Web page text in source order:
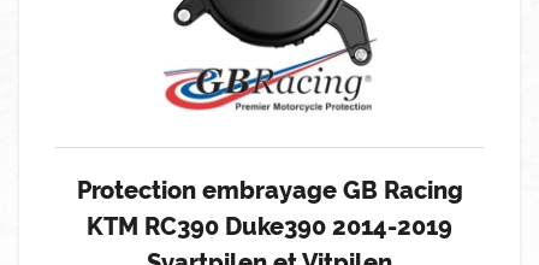
Protection embrayage GB Racing
KTM RC390 Duke390 2014-2019